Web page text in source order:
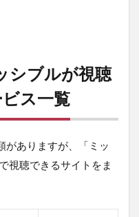
シブルが視聴
ス一覧
がありますが、「ミッ
視聴できるサイトをま